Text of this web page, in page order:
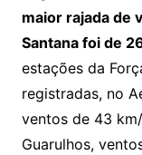
maior rajada de
Santana foi de
estações da
registradas, no
ventos de 43
Guarulhos,